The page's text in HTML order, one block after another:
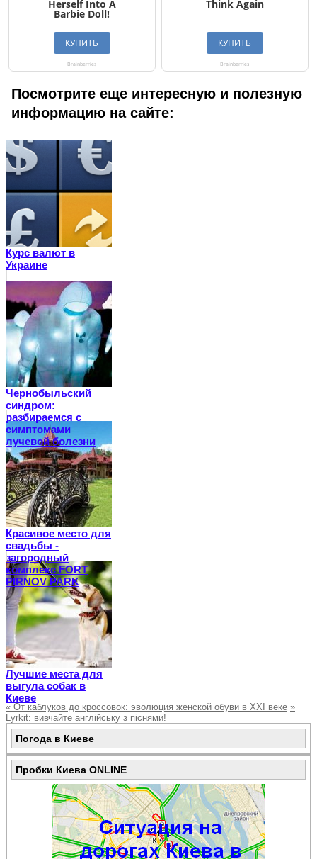
Посмотрите еще интересную и полезную
информацию на сайте:
Курс валют в
Украине
Чернобыльский
синдром:
разбираемся с
симптомами
лучевой болезни
Красивое место для
свадьбы -
загородный
комплекс FORT
PIRNOV PARK
Лучшие места для
выгула собак в
Киеве
«От каблуков до кроссовок: эволюция женской обуви в XXI веке »
Lyrkit: вивчайте англійську з піснями!
Погода в Киеве
Пробки Киева ONLINE